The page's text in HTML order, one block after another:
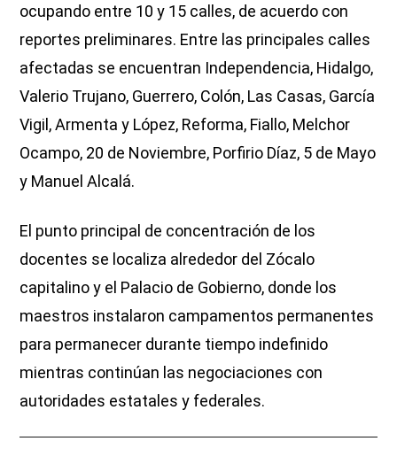
ocupando entre 10 y 15 calles, de acuerdo con
reportes preliminares. Entre las principales calles
afectadas se encuentran Independencia, Hidalgo,
Valerio Trujano, Guerrero, Colón, Las Casas, García
Vigil, Armenta y López, Reforma, Fiallo, Melchor
Ocampo, 20 de Noviembre, Porfirio Díaz, 5 de Mayo
y Manuel Alcalá.
El punto principal de concentración de los
docentes se localiza alrededor del Zócalo
capitalino y el Palacio de Gobierno, donde los
maestros instalaron campamentos permanentes
para permanecer durante tiempo indefinido
mientras continúan las negociaciones con
autoridades estatales y federales.